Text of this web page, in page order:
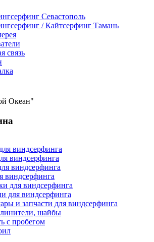
Севастополь
/ Кайтсерфинг Тамань
связь
Океан"
виндсерфинга
виндсерфинга
виндсерфинга
виндсерфинга
для виндсерфинга
для виндсерфинга
и запчасти для виндсерфинга
шайбы
с пробегом